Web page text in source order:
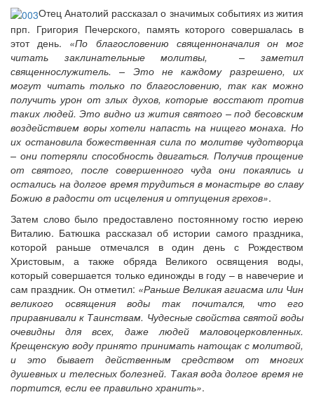
Отец Анатолий рассказал о значимых событиях из жития
прп. Григория Печерского, память которого совершалась в
этот день. «По благословению священноначалия он мог
читать заклинательные молитвы, – заметил
священнослужитель. – Это не каждому разрешено, их
могут читать только по благословению, так как можно
получить урон от злых духов, которые восстают против
таких людей. Это видно из жития святого – под бесовским
воздействием воры хотели напасть на нищего монаха. Но
их остановила божественная сила по молитве чудотворца
– они потеряли способность двигаться. Получив прощение
от святого, после совершенного чуда они покаялись и
остались на долгое время трудиться в монастыре во славу
Божию в радости от исцеления и отпущения грехов».
Затем слово было предоставлено постоянному гостю иерею
Виталию. Батюшка рассказал об истории самого праздника,
которой раньше отмечался в один день с Рождеством
Христовым, а также обряда Великого освящения воды,
который совершается только единожды в году – в навечерие и
сам праздник. Он отметил: «Раньше Великая агиасма или Чин
великого освящения воды так почитался, что его
приравнивали к Таинствам. Чудесные свойства святой воды
очевидны для всех, даже людей маловоцерковленных.
Крещенскую воду принято принимать натощак с молитвой,
и это бывает действенным средством от многих
душевных и телесных болезней. Такая вода долгое время не
портится, если ее правильно хранить».